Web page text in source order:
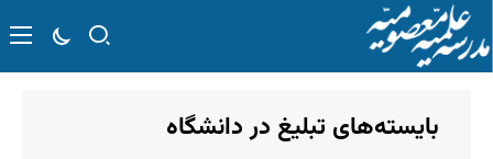
بایسته‌های تبلیغ در دانشگاه